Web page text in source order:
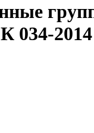
034-2014